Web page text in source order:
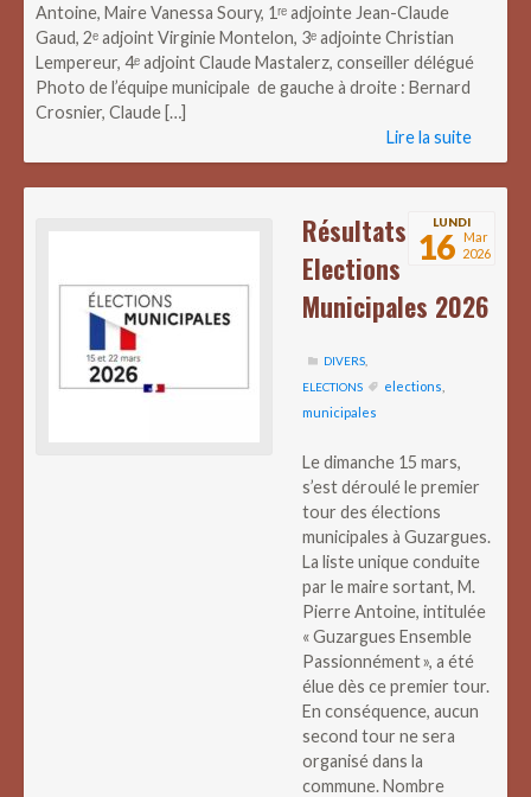
Antoine, Maire Vanessa Soury, 1ʳᵉ adjointe Jean-Claude
Gaud, 2ᵉ adjoint Virginie Montelon, 3ᵉ adjointe Christian
Lempereur, 4ᵉ adjoint Claude Mastalerz, conseiller délégué
Photo de l’équipe municipale de gauche à droite : Bernard
Crosnier, Claude […]
Lire la suite
LUNDI
16 Mar
2026
Résultats
Elections
Municipales 2026
DIVERS
ELECTIONS
elections
municipales
Le dimanche 15 mars,
s’est déroulé le premier
tour des élections
municipales à Guzargues.
La liste unique conduite
par le maire sortant, M.
Pierre Antoine, intitulée
« Guzargues Ensemble
Passionnément », a été
élue dès ce premier tour.
En conséquence, aucun
second tour ne sera
organisé dans la
commune. Nombre